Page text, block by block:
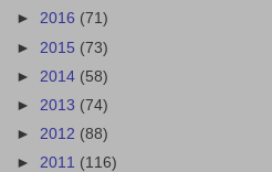
► 2016 (71)
► 2015 (73)
► 2014 (58)
► 2013 (74)
► 2012 (88)
► 2011 (116)